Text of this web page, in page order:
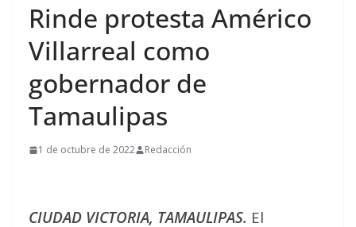
Rinde protesta Américo
Villarreal como
gobernador de
Tamaulipas
1 de octubre de 2022 Redacción
CIUDAD VICTORIA, TAMAULIPAS. El